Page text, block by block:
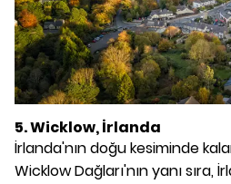
5. Wicklow, İrlanda
İrlanda'nın doğu kesiminde
Wicklow Dağları'nın yanı sıra,